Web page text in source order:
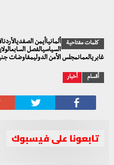
كلمات مفتاحية
ألمانياأيمن
السياسيالفصل
غابريالعمانمجلس الأمن الدوليمفاوضات
أقسام أخبار
تابعونا على فيسبوك